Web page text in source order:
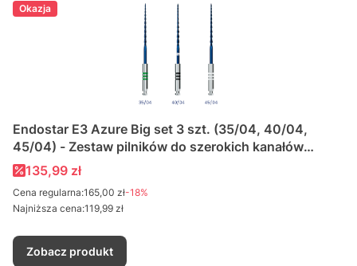
Okazja
Endostar E3 Azure Big set 3 szt. (35/04, 40/04,
45/04) - Zestaw pilników do szerokich kanałów
zębowych
Cena promocyjna
135,99 zł
Cena regularna:165,00 zł-18%
Najniższa cena:119,99 zł
Zobacz produkt